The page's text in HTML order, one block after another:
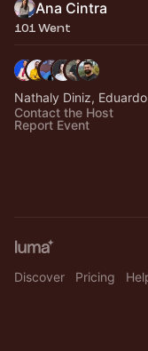
Ana Cintra
101 Went
Nathaly Diniz,
Contact the Host
Report Event
Discover Pricing